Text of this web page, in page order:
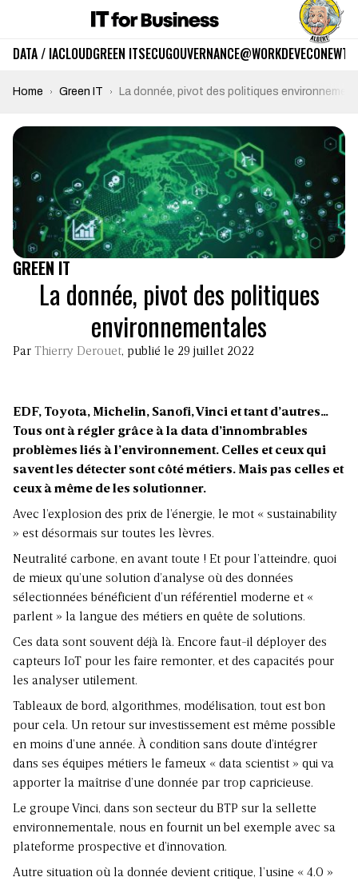
DATA / IACLOUDGREEN ITSECUGOUVERNANCE@WORKDEVECO
Home Green IT La donnée, pivot des politiques
GREEN IT
La donnée, pivot des politiques
environnementales
Par Thierry Derouet, publié le 29 juillet 2022
EDF, Toyota, Michelin, Sanofi, Vinci et tant d’autres…
Tous ont à régler grâce à la data d’innombrables
problèmes liés à l’environnement. Celles et ceux qui
savent les détecter sont côté métiers. Mais pas celles et
ceux à même de les solutionner.
Avec l’explosion des prix de l’énergie, le mot « sustainability
» est désormais sur toutes les lèvres.
Neutralité carbone, en avant toute ! Et pour l’atteindre, quoi
de mieux qu’une solution d’analyse où des données
sélectionnées bénéficient d’un référentiel moderne et «
parlent » la langue des métiers en quête de solutions.
Ces data sont souvent déjà là. Encore faut-il déployer des
capteurs IoT pour les faire remonter, et des capacités pour
les analyser utilement.
Tableaux de bord, algorithmes, modélisation, tout est bon
pour cela. Un retour sur investissement est même possible
en moins d’une année. À condition sans doute d’intégrer
dans ses équipes métiers le fameux « data scientist » qui va
apporter la maîtrise d’une donnée par trop capricieuse.
Le groupe Vinci, dans son secteur du BTP sur la sellette
environnementale, nous en fournit un bel exemple avec sa
plateforme prospective et d’innovation.
Autre situation où la donnée devient critique, l’usine « 4.0 »